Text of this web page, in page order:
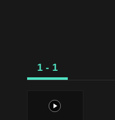
1 - 1
1